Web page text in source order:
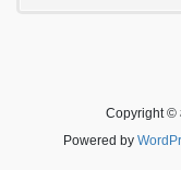
Copyright ©
Powered by